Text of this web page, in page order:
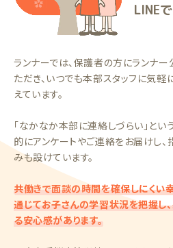
LINE
ランナーでは、保護者の方にランナ
ただき、いつでも本部スタッフに気
えています。
「なかなか本部に連絡しづらい」と
的にアンケートやご連絡をお届けし
みも設けています。
共働きで面談の時間を確保しにくい
通じてお子さんの学習状況を把握し
る安心感があります。